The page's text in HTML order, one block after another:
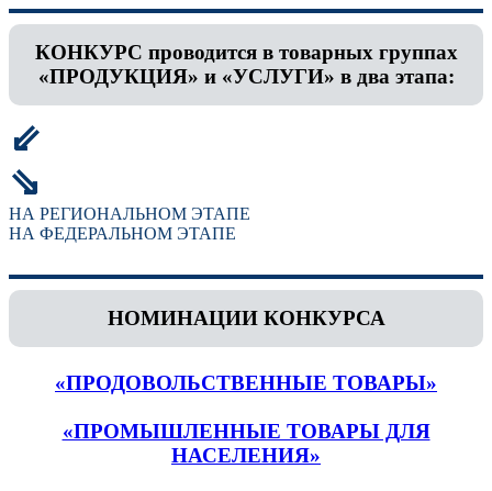
КОНКУРС проводится в товарных группах
«ПРОДУКЦИЯ» и «УСЛУГИ» в два этапа:
⇙
⇘
НА РЕГИОНАЛЬНОМ ЭТАПЕ
НА ФЕДЕРАЛЬНОМ ЭТАПЕ
НОМИНАЦИИ КОНКУРСА
«ПРОДОВОЛЬСТВЕННЫЕ ТОВАРЫ»
«ПРОМЫШЛЕННЫЕ ТОВАРЫ ДЛЯ
НАСЕЛЕНИЯ»